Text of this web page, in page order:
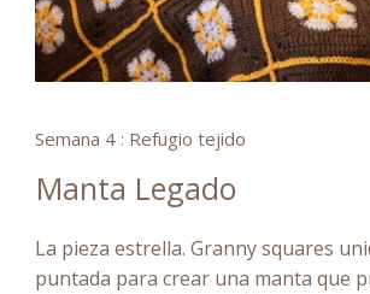
Semana 4 : Refugio tejido
Manta Legado
La pieza estrella. Granny squares
puntada para crear una manta que